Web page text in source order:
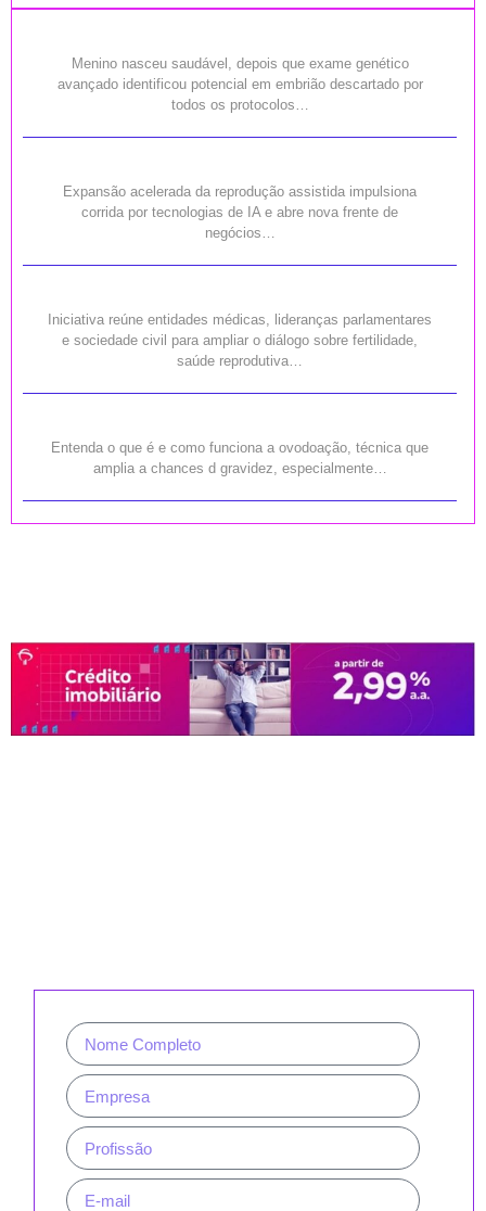
Menino nasceu saudável, depois que exame genético
avançado identificou potencial em embrião descartado por
todos os protocolos…
Expansão acelerada da reprodução assistida impulsiona
corrida por tecnologias de IA e abre nova frente de
negócios…
Iniciativa reúne entidades médicas, lideranças parlamentares
e sociedade civil para ampliar o diálogo sobre fertilidade,
saúde reprodutiva…
Entenda o que é e como funciona a ovodoação, técnica que
amplia a chances d gravidez, especialmente…